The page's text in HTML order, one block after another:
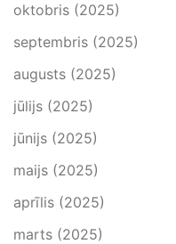
oktobris (2025)
septembris (2025)
augusts (2025)
jūlijs (2025)
jūnijs (2025)
maijs (2025)
aprīlis (2025)
marts (2025)